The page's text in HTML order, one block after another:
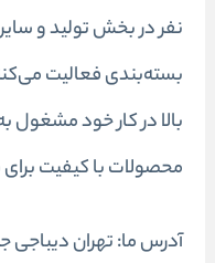
نفر در بخش تولید و
بسته‌بندی فعالیت
بالا در کار خود مشغول
محصولات با کیفیت
آدرس ما: تهران دیباجی